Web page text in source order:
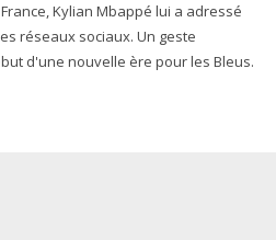
Kylian Mbappé lui a adressé
réseaux sociaux. Un geste
d'une nouvelle ère pour les Bleus.